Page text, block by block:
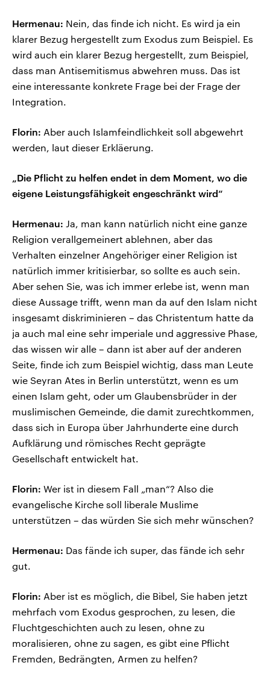
Hermenau: Nein, das finde ich nicht. Es wird ja ein
klarer Bezug hergestellt zum Exodus zum Beispiel. Es
wird auch ein klarer Bezug hergestellt, zum Beispiel,
dass man Antisemitismus abwehren muss. Das ist
eine interessante konkrete Frage bei der Frage der
Integration.
Florin: Aber auch Islamfeindlichkeit soll abgewehrt
werden, laut dieser Erkläerung.
„Die Pflicht zu helfen endet in dem Moment, wo die
eigene Leistungsfähigkeit engeschränkt wird“
Hermenau: Ja, man kann natürlich nicht eine ganze
Religion verallgemeinert ablehnen, aber das
Verhalten einzelner Angehöriger einer Religion ist
natürlich immer kritisierbar, so sollte es auch sein.
Aber sehen Sie, was ich immer erlebe ist, wenn man
diese Aussage trifft, wenn man da auf den Islam nicht
insgesamt diskriminieren – das Christentum hatte da
ja auch mal eine sehr imperiale und aggressive Phase,
das wissen wir alle – dann ist aber auf der anderen
Seite, finde ich zum Beispiel wichtig, dass man Leute
wie Seyran Ates in Berlin unterstützt, wenn es um
einen Islam geht, oder um Glaubensbrüder in der
muslimischen Gemeinde, die damit zurechtkommen,
dass sich in Europa über Jahrhunderte eine durch
Aufklärung und römisches Recht geprägte
Gesellschaft entwickelt hat.
Florin: Wer ist in diesem Fall „man“? Also die
evangelische Kirche soll liberale Muslime
unterstützen – das würden Sie sich mehr wünschen?
Hermenau: Das fände ich super, das fände ich sehr
gut.
Florin: Aber ist es möglich, die Bibel, Sie haben jetzt
mehrfach vom Exodus gesprochen, zu lesen, die
Fluchtgeschichten auch zu lesen, ohne zu
moralisieren, ohne zu sagen, es gibt eine Pflicht
Fremden, Bedrängten, Armen zu helfen?